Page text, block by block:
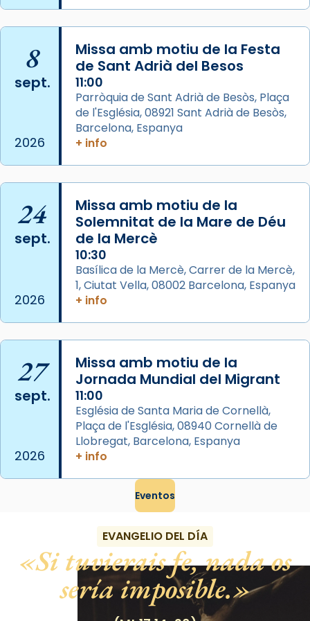
L’arquebisbe de Barcelona, el cardenal Joan
Josep Omella, ha presidit la missa i l’ha
concelebrat el bisbe auxiliar de Barcelona,
Mons. David Abadías.
📸 Dr. G. Simón
View on Facebook ·
Arquebisbat de Barcelona
Memòria de les santes Juliana i
Semproniana, verges i màrtirs.
Acompanyant la història de sant Cugat, a
partir de l’Edat Mitjana sorgeix la tradició
que les santes Juliana (“relatiu a Júlia”) i
que les santes són filles de l’antiga Iluro.
Mataró en reivindicarà les relíq
...Ver más
View on Facebook · Share
8
sept.
2026
Missa amb motiu de la Festa
de Sant Adrià del Besos
11:00
Parròquia de Sant Adrià de Besòs, Plaça
de l'Església, 08921 Sant Adrià de Besòs,
Barcelona, Espanya
+ info
24
sept.
2026
Missa amb motiu de la
Solemnitat de la Mare de Déu
de la Mercè
10:30
Basílica de la Mercè, Carrer de la Mercè,
1, Ciutat Vella, 08002 Barcelona, Espanya
+ info
27
sept.
2026
Missa amb motiu de la
Jornada Mundial del Migrant
11:00
Església de Santa Maria de Cornellà,
Plaça de l'Església, 08940 Cornellà de
Llobregat, Barcelona, Espanya
+ info
Eventos
EVANGELIO DEL DÍA
Si tuvierais fe, nada os
sería imposible.